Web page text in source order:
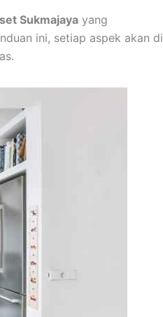
Sukmajaya yang
ini, setiap aspek akan di